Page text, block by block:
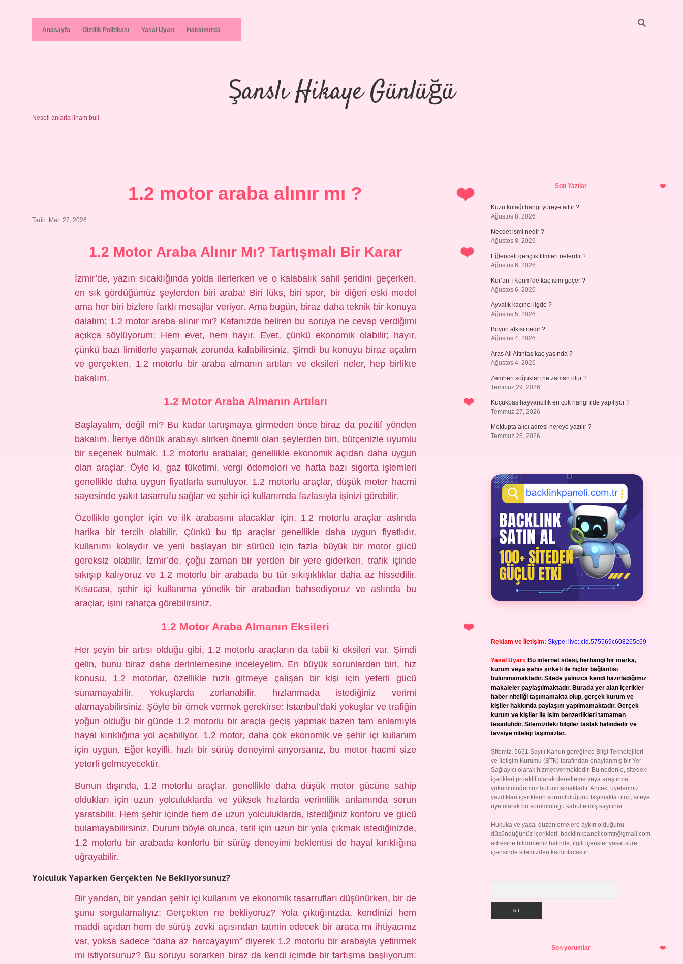
Anasayfa Gizlilik Politikası Yasal Uyarı Hakkımızda
Şanslı Hikaye Günlüğü
Neşeli anlarla ilham bul!
1.2 motor araba alınır mı ?
Tarih: Mart 27, 2026
1.2 Motor Araba Alınır Mı? Tartışmalı Bir Karar
İzmir’de, yazın sıcaklığında yolda ilerlerken ve o kalabalık sahil şeridini geçerken,
en sık gördüğümüz şeylerden biri araba! Biri lüks, biri spor, bir diğeri eski model
ama her biri bizlere farklı mesajlar veriyor. Ama bugün, biraz daha teknik bir konuya
dalalım: 1.2 motor araba alınır mı? Kafanızda beliren bu soruya ne cevap verdiğimi
açıkça söylüyorum: Hem evet, hem hayır. Evet, çünkü ekonomik olabilir; hayır,
çünkü bazı limitlerle yaşamak zorunda kalabilirsiniz. Şimdi bu konuyu biraz açalım
ve gerçekten, 1.2 motorlu bir araba almanın artıları ve eksileri neler, hep birlikte
bakalım.
1.2 Motor Araba Almanın Artıları
Başlayalım, değil mi? Bu kadar tartışmaya girmeden önce biraz da pozitif yönden
bakalım. İleriye dönük arabayı alırken önemli olan şeylerden biri, bütçenizle uyumlu
bir seçenek bulmak. 1.2 motorlu arabalar, genellikle ekonomik açıdan daha uygun
olan araçlar. Öyle ki, gaz tüketimi, vergi ödemeleri ve hatta bazı sigorta işlemleri
genellikle daha uygun fiyatlarla sunuluyor. 1.2 motorlu araçlar, düşük motor hacmi
sayesinde yakıt tasarrufu sağlar ve şehir içi kullanımda fazlasıyla işinizi görebilir.
Özellikle gençler için ve ilk arabasını alacaklar için, 1.2 motorlu araçlar aslında
harika bir tercih olabilir. Çünkü bu tip araçlar genellikle daha uygun fiyatlıdır,
kullanımı kolaydır ve yeni başlayan bir sürücü için fazla büyük bir motor gücü
gereksiz olabilir. İzmir’de, çoğu zaman bir yerden bir yere giderken, trafik içinde
sıkışıp kalıyoruz ve 1.2 motorlu bir arabada bu tür sıkışıklıklar daha az hissedilir.
Kısacası, şehir içi kullanıma yönelik bir arabadan bahsediyoruz ve aslında bu
araçlar, işini rahatça görebilirsiniz.
1.2 Motor Araba Almanın Eksileri
Her şeyin bir artısı olduğu gibi, 1.2 motorlu araçların da tabii ki eksileri var. Şimdi
gelin, bunu biraz daha derinlemesine inceleyelim. En büyük sorunlardan biri, hız
konusu. 1.2 motorlar, özellikle hızlı gitmeye çalışan bir kişi için yeterli gücü
sunamayabilir. Yokuşlarda zorlanabilir, hızlanmada istediğiniz verimi
alamayabilirsiniz. Şöyle bir örnek vermek gerekirse: İstanbul’daki yokuşlar ve trafiğin
yoğun olduğu bir günde 1.2 motorlu bir araçla geçiş yapmak bazen tam anlamıyla
hayal kırıklığına yol açabiliyor. 1.2 motor, daha çok ekonomik ve şehir içi kullanım
için uygun. Eğer keyifli, hızlı bir sürüş deneyimi arıyorsanız, bu motor hacmi size
yeterli gelmeyecektir.
Bunun dışında, 1.2 motorlu araçlar, genellikle daha düşük motor gücüne sahip
oldukları için uzun yolculuklarda ve yüksek hızlarda verimlilik anlamında sorun
yaratabilir. Hem şehir içinde hem de uzun yolculuklarda, istediğiniz konforu ve gücü
bulamayabilirsiniz. Durum böyle olunca, tatil için uzun bir yola çıkmak istediğinizde,
1.2 motorlu bir arabada konforlu bir sürüş deneyimi beklentisi de hayal kırıklığına
uğrayabilir.
Yolculuk Yaparken Gerçekten Ne Bekliyorsunuz?
Bir yandan, bir yandan şehir içi kullanım ve ekonomik tasarrufları düşünürken, bir de
şunu sorgulamalıyız: Gerçekten ne bekliyoruz? Yola çıktığınızda, kendinizi hem
maddi açıdan hem de sürüş zevki açısından tatmin edecek bir araca mı ihtiyacınız
var, yoksa sadece “daha az harcayayım” diyerek 1.2 motorlu bir arabayla yetinmek
mi istiyorsunuz? Bu soruyu sorarken biraz da kendi içimde bir tartışma başlıyorum:
SidebarSon Yazılar
Kuzu kulağı hangi yöreye aittir ?
Ağustos 8, 2026
Necdet ismi nedir ?
Ağustos 8, 2026
Eğlenceli gençlik filmleri nelerdir ?
Ağustos 6, 2026
Kur’an-ı Kerim’de kaç isim geçer ?
Ağustos 6, 2026
Ayvalık kaçıncı ligde ?
Ağustos 5, 2026
Boyun atkısı nedir ?
Ağustos 4, 2026
Aras Ali Altıntaş kaç yaşında ?
Ağustos 4, 2026
Zemheri soğukları ne zaman olur ?
Temmuz 29, 2026
Küçükbaş hayvancılık en çok hangi ilde yapılıyor ?
Temmuz 27, 2026
Mektupta alıcı adresi nereye yazılır ?
Temmuz 25, 2026
Reklam ve İletişim: Skype: live:.cid.575569c608265c69
Yasal Uyarı: Bu internet sitesi, herhangi bir marka,
kurum veya şahıs şirketi ile hiçbir bağlantısı
bulunmamaktadır. Sitede yalnızca kendi hazırladığımız
makaleler paylaşılmaktadır. Burada yer alan içerikler
haber niteliği taşımamakta olup, gerçek kurum ve
kişiler hakkında paylaşım yapılmamaktadır. Gerçek
kurum ve kişiler ile isim benzerlikleri tamamen
tesadüfidir. Sitemizdeki bilgiler taslak halindedir ve
tavsiye niteliği taşımazlar.
Sitemiz, 5651 Sayılı Kanun gereğince Bilgi Teknolojileri
ve İletişim Kurumu (BTK) tarafından onaylanmış bir Yer
Sağlayıcı olarak hizmet vermektedir. Bu nedenle, sitedeki
içerikleri proaktif olarak denetleme veya araştırma
yükümlülüğümüz bulunmamaktadır. Ancak, üyelerimiz
yazdıkları içeriklerin sorumluluğunu taşımakta olup, siteye
üye olarak bu sorumluluğu kabul etmiş sayılırlar.
Hukuka ve yasal düzenlemelere aykırı olduğunu
düşündüğünüz içerikleri, backlinkpanelicomtr@gmail.com
adresine bildirmeniz halinde, ilgili içerikler yasal süre
içerisinde sitemizden kaldırılacaktır.
Son yorumlar